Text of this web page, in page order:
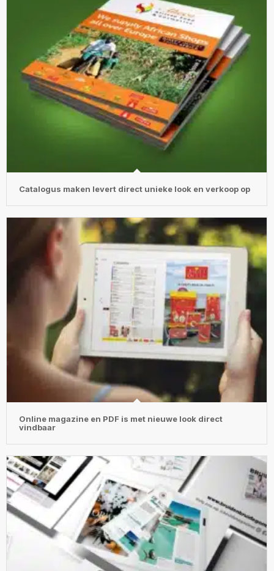
Catalogus maken levert direct unieke look en verkoop op
Online magazine en PDF is met nieuwe look direct
vindbaar